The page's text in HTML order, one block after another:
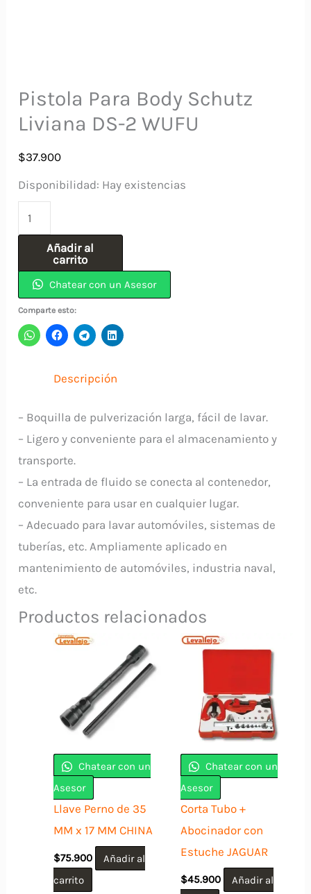
Pistola Para Body Schutz
Liviana DS-2 WUFU
$37.900
Disponibilidad: Hay existencias
Pistola
Para
Schutz
Liviana
DS-
2
cantidad
Añadir al
carrito
Chatear con un Asesor
Comparte esto:
Descripción
– Boquilla de pulverización larga, fácil de lavar.
– Ligero y conveniente para el almacenamiento y
transporte.
– La entrada de fluido se conecta al contenedor,
conveniente para usar en cualquier lugar.
– Adecuado para lavar automóviles, sistemas de
tuberías, etc. Ampliamente aplicado en
mantenimiento de automóviles, industria naval,
etc.
Productos relacionados
Chatear con un
Asesor
Llave Perno de 35
MM x 17 MM CHINA
$75.900
Añadir al
carrito
Chatear con un
Asesor
Corta Tubo +
Abocinador con
Estuche JAGUAR
$45.900
Añadir al